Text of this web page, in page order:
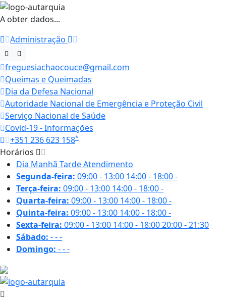
A obter dados...
Administração
freguesiachaocouce@gmail.com
Queimas e Queimadas
Dia da Defesa Nacional
Autoridade Nacional de Emergência e Proteção Civil
Serviço Nacional de Saúde
Covid-19 - Informações
+351 236 623 158*
Horários
Dia Manhã TardeAtendimento
Segunda-feira: 09:00 - 13:00 14:00 - 18:00-
Terça-feira: 09:00 - 13:00 14:00 - 18:00-
Quarta-feira: 09:00 - 13:00 14:00 - 18:00-
Quinta-feira: 09:00 - 13:00 14:00 - 18:00-
Sexta-feira: 09:00 - 13:00 14:00 - 18:0020:00 - 21:30
Sábado: ---
Domingo: ---